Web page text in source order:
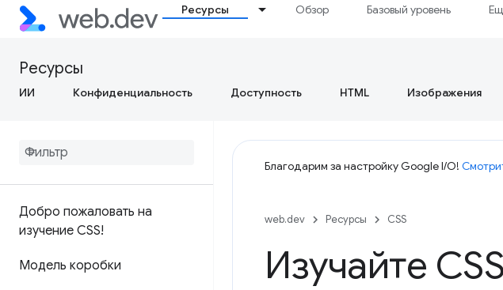
Ресурсы Обзор Базовый уровень
Ресурсы
ИИ Конфиденциальность Доступность HTML Изображения
Добро пожаловать на
изучение CSS!
Модель коробки
Благодарим за настройку Google I/O!
web.dev Ресурсы CSS
Изучайте